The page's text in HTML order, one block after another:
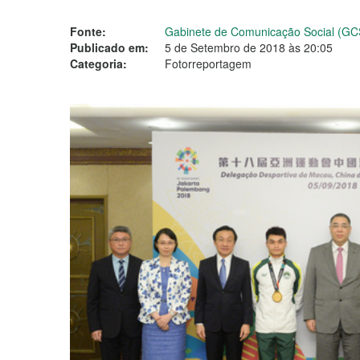
Fonte:
Gabinete de Comunicação Social
Publicado em:
5 de Setembro de 2018 às 20:05
Categoria:
Fotorreportagem